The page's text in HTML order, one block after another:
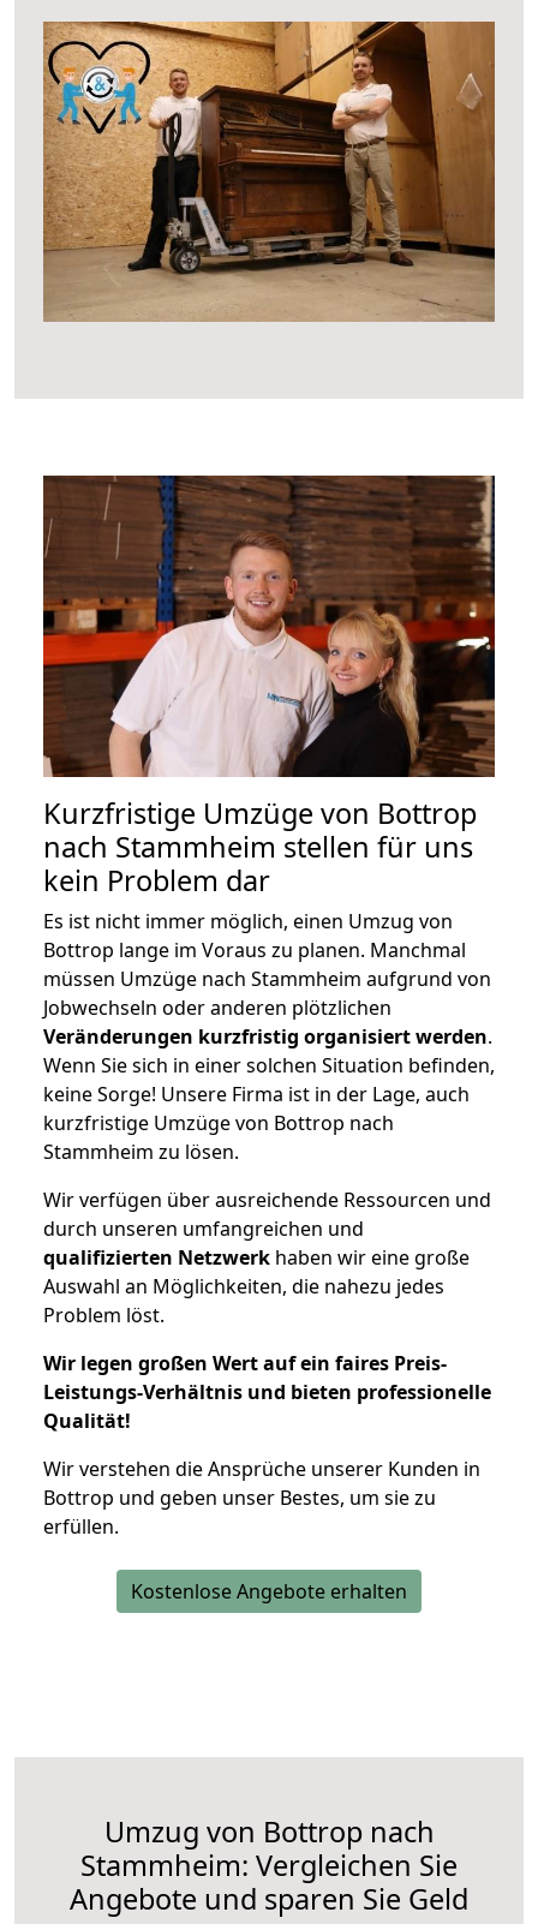
Kurzfristige Umzüge von Bottrop
nach Stammheim stellen für uns
kein Problem dar
Es ist nicht immer möglich, einen Umzug von
Bottrop lange im Voraus zu planen. Manchmal
müssen Umzüge nach Stammheim aufgrund von
Jobwechseln oder anderen plötzlichen
Veränderungen kurzfristig organisiert werden.
Wenn Sie sich in einer solchen Situation befinden,
keine Sorge! Unsere Firma ist in der Lage, auch
kurzfristige Umzüge von Bottrop nach
Stammheim zu lösen.
Wir verfügen über ausreichende Ressourcen und
durch unseren umfangreichen und
qualifizierten Netzwerk haben wir eine große
Auswahl an Möglichkeiten, die nahezu jedes
Problem löst.
Wir legen großen Wert auf ein faires Preis-
Leistungs-Verhältnis und bieten professionelle
Qualität!
Wir verstehen die Ansprüche unserer Kunden in
Bottrop und geben unser Bestes, um sie zu
erfüllen.
Kostenlose Angebote erhalten
Umzug von Bottrop nach
Stammheim: Vergleichen Sie
Angebote und sparen Sie Geld